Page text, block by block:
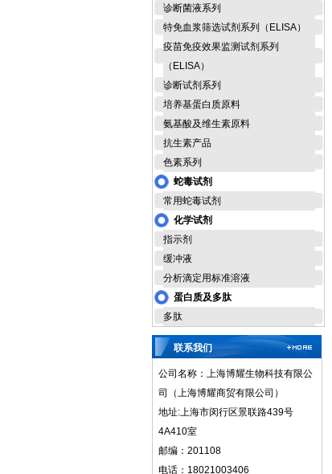
诊断菌液系列
特免血浆筛选试剂系列（ELISA）
疫苗免疫效果监测试剂系列
（ELISA）
诊断试剂系列
培养基蛋白质原料
氨基酸及维生素原料
抗生素产品
色素系列
蛇毒试剂
常用蛇毒试剂
化学试剂
指示剂
缓冲液
分析滴定用标准溶液
蛋白质及多肽
多肽
联系我们
公司名称：上海博耀生物科技有限公
司（上海博耀商贸有限公司）
地址:上海市闵行区景联路439号
4A410室
邮编：201108
电话：18021003406